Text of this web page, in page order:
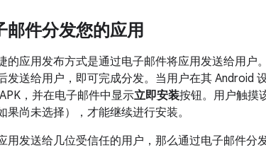
邮件分发您的应用
的应用发布方式是通过电子邮件将应用发送给用户
发送给用户，即可完成分发。当用户在其 Android
，并在电子邮件中显示立即安装按钮。用户触摸
如果尚未选择），才能继续进行安装。
用发送给几位受信任的用户，那么通过电子邮件分